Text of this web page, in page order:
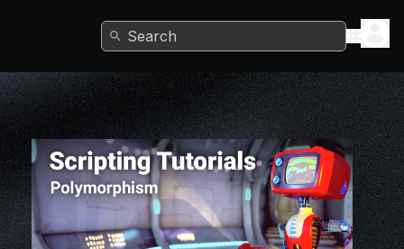
Search